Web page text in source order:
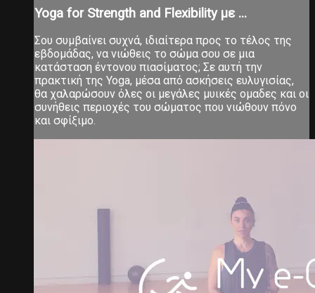
Yoga for Strength and Flexibility με ...
Σου συμβαίνει συχνά, ιδιαίτερα προς το τέλος της
εβδομάδας, να νιώθεις το σώμα σου σε μια
κατάσταση έντονου πιασίματος; Σε αυτή την
πρακτική της Yoga, μέσα από ασκήσεις ευλυγισίας,
θα χαλαρώσουν όλες οι μεγάλες μυικές ομαδες και οι
συνήθεις περιοχές του σώματος που νιώθουν πόνο
και σφίξιμο.